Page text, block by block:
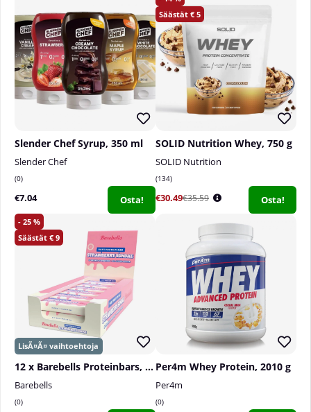
Slender Chef Syrup, 350 ml
Slender Chef
0
€7.04 Osta!
5
SOLID Nutrition Whey, 750 g
SOLID Nutrition
134
€30.49€35.59 Osta!
25
9
12 x Barebells Proteinbars, 55 g
Barebells
0
Per4m Whey Protein, 2010 g
Per4m
0